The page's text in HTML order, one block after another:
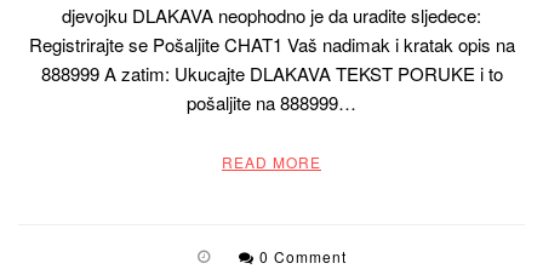
djevojku DLAKAVA neophodno je da uradite sljedece:
Registrirajte se Pošaljite CHAT1 Vaš nadimak i kratak opis na
888999 A zatim: Ukucajte DLAKAVA TEKST PORUKE i to
pošaljite na 888999…
READ MORE
0 Comment